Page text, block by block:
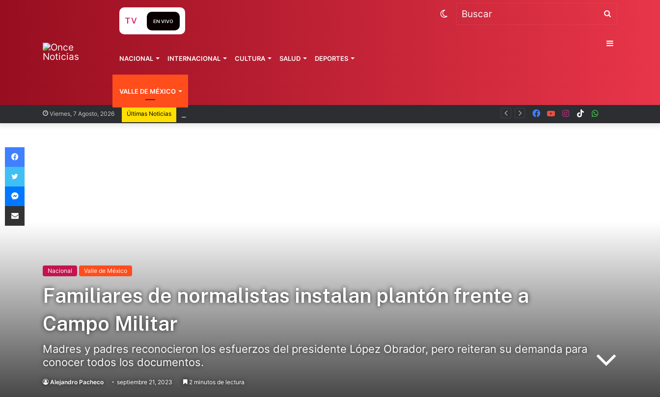
Viernes, 7 Agosto, 2026 Últimas Noticias TikTok
Instagram
YouTube
Facebook
TV EN VIVO
NACIONAL INTERNACIONAL CULTURA SALUD DEPORTES
VALLE DE MÉXICO
Buscar
Switch
Sidebar
Nacional Valle de México
Familiares de normalistas instalan plantón frente a
Campo Militar
Madres y padres reconocieron los esfuerzos del presidente López Obrador, pero reiteran su demanda para
conocer todos los documentos.
Alejandro Pacheco septiembre 21, 2023 2 minutos de lectura
Facebook
Twitter
Messenger
Compartir vía Email